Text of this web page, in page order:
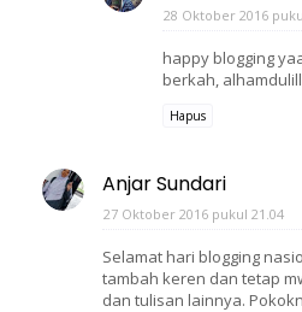
28 Oktober 2016
happy blogging
berkah,
Hapus
Anjar Sundari
27 Oktober 2016 pukul 21.04
Selamat hari blogging
tambah keren dan tetap
dan tulisan lainnya.